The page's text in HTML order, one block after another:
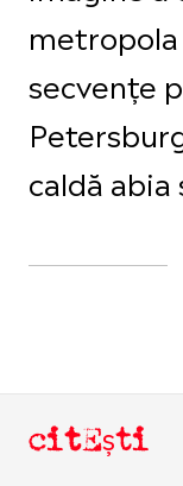
metropola
secvențe
caldă
citEști